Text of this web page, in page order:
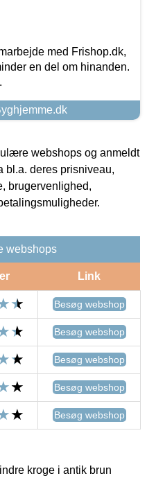
med Frishop.dk,
en del om hinanden.
webshops og anmeldt
bl.a. deres prisniveau,
brugervenlighed,
webshops
Link
Besøg webshop
Besøg webshop
Besøg webshop
Besøg webshop
Besøg webshop
kroge i antik brun